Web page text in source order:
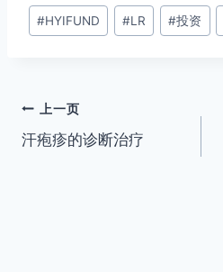
文
章
#HYIFUND #LR #投资
文
章
上一页
汗疱疹的诊断治疗